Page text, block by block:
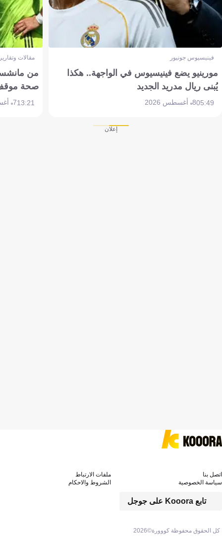
فينيسيوس جونيور
مورينيو يضع فينيسيوس في الواجهة.. هكذا
يُبنى ريال مدريد الجديد
05:498 أغسطس 2026
مقالات
من
صحة موقف
13:217 أغسطس 2026
إعلان
كل الحقوق محفوظة كووورة©2026
تابع Kooora على جوجل
اتصل بنا
ملفات الارتباط
سياسة الخصوصية
الشروط والاحكام